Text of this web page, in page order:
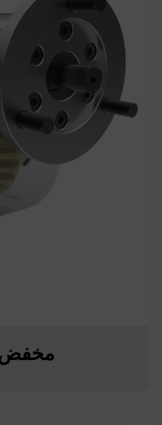
مخفض